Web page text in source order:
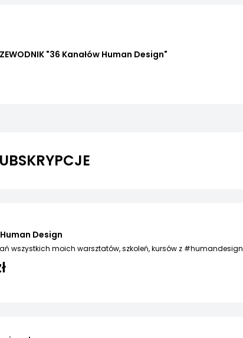
"36 Kanałów Human Design"
Design
wszystkich moich warsztatów, szkoleń, kursów z #humandesign